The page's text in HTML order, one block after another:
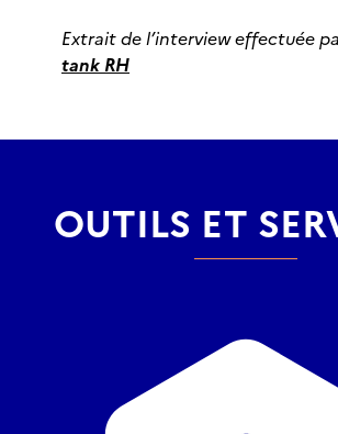
Extrait de l’interview effectuée
tank RH
OUTILS ET